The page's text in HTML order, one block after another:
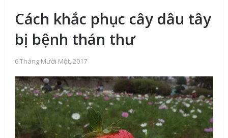
Cách khắc phục cây dâu tây
bị bệnh thán thư
6 Tháng Mười Một, 2017